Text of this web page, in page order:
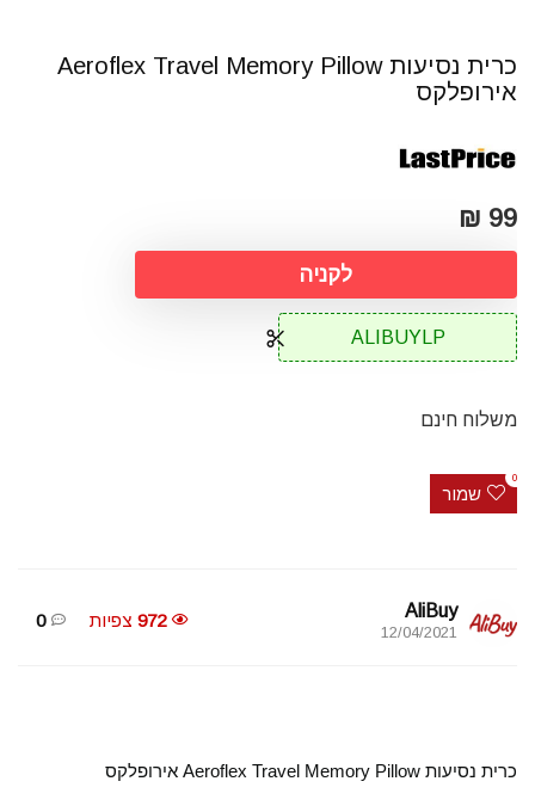
כרית נסיעות Aeroflex Travel Memory Pillow
אירופלקס
99 ₪
לקניה
ALIBUYLP
משלוח חינם
שמור
0
AliBuy
12/04/2021
972 צפיות 0
כרית נסיעות Aeroflex Travel Memory Pillow אירופלקס